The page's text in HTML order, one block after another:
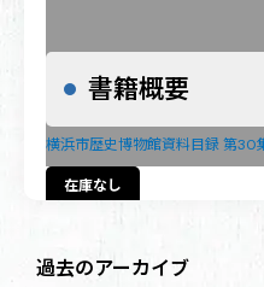
在庫なし
書籍概要
横浜市歴史博物館資料目録 第30
過去のアーカイブ